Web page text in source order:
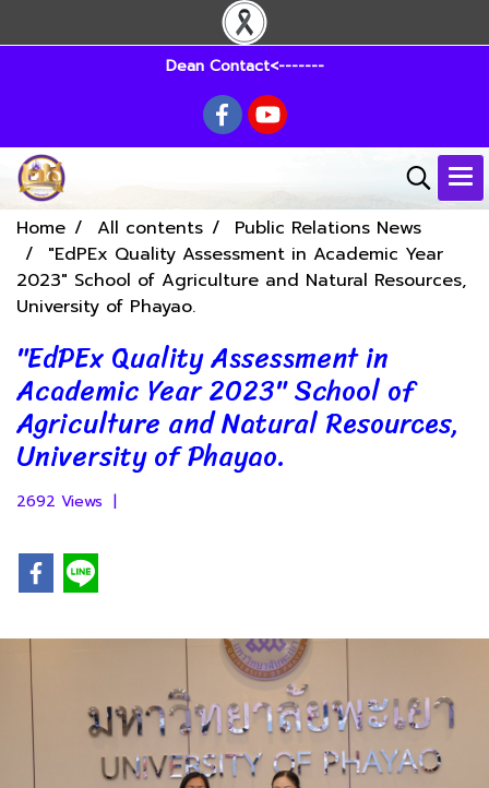
Dean Contact<-------
Home All contents
Public Relations News
"EdPEx Quality Assessment in Academic Year
2023" School of Agriculture and Natural Resources,
University of Phayao.
"EdPEx Quality Assessment in
Academic Year 2023" School of
Agriculture and Natural Resources,
University of Phayao.
2692 Views |